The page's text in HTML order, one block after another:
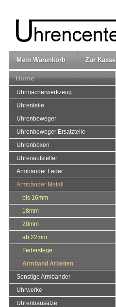
Mein Warenkorb Zur Kasse
Home
Uhrmacherwerkzeug
Uhrenteile
Uhrenbeweger
Uhrenbeweger Ersatzteile
Uhrenboxen
Uhrenaufsteller
Armbänder Leder
Armbänder Metall
bis 16mm
18mm
20mm
ab 22mm
Federstege
Armband Arbeiten
Sonstige Armbänder
Uhrwerke
Uhrenbausätze